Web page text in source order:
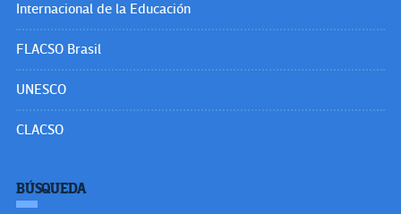
Internacional de la Educación
FLACSO Brasil
UNESCO
CLACSO
BÚSQUEDA